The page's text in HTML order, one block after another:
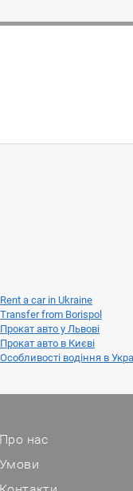
Rent a car in Ukraine
Transfer from Borispol
Прокат авто у Львові
Прокат авто в Києві
Особливості водіння в
Про нас
Умови